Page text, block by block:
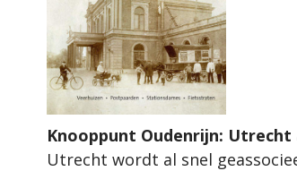
Knooppunt Oudenrijn:
Utrecht wordt al snel